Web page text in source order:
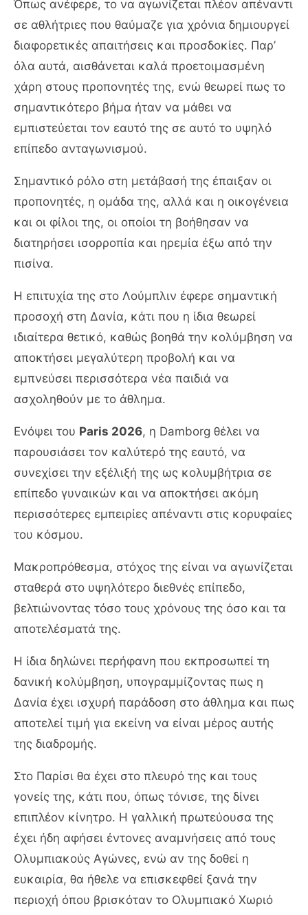
Όπως ανέφερε, το να αγωνίζεται πλέον απέναντι
σε αθλήτριες που θαύμαζε για χρόνια δημιουργεί
διαφορετικές απαιτήσεις και προσδοκίες. Παρ’
όλα αυτά, αισθάνεται καλά προετοιμασμένη
χάρη στους προπονητές της, ενώ θεωρεί πως το
σημαντικότερο βήμα ήταν να μάθει να
εμπιστεύεται τον εαυτό της σε αυτό το υψηλό
επίπεδο ανταγωνισμού.
Σημαντικό ρόλο στη μετάβασή της έπαιξαν οι
προπονητές, η ομάδα της, αλλά και η οικογένεια
και οι φίλοι της, οι οποίοι τη βοήθησαν να
διατηρήσει ισορροπία και ηρεμία έξω από την
πισίνα.
Η επιτυχία της στο Λούμπλιν έφερε σημαντική
προσοχή στη Δανία, κάτι που η ίδια θεωρεί
ιδιαίτερα θετικό, καθώς βοηθά την κολύμβηση να
αποκτήσει μεγαλύτερη προβολή και να
εμπνεύσει περισσότερα νέα παιδιά να
ασχοληθούν με το άθλημα.
Ενόψει του Paris 2026, η Damborg θέλει να
παρουσιάσει τον καλύτερό της εαυτό, να
συνεχίσει την εξέλιξή της ως κολυμβήτρια σε
επίπεδο γυναικών και να αποκτήσει ακόμη
περισσότερες εμπειρίες απέναντι στις κορυφαίες
του κόσμου.
Μακροπρόθεσμα, στόχος της είναι να αγωνίζεται
σταθερά στο υψηλότερο διεθνές επίπεδο,
βελτιώνοντας τόσο τους χρόνους της όσο και τα
αποτελέσματά της.
Η ίδια δηλώνει περήφανη που εκπροσωπεί τη
δανική κολύμβηση, υπογραμμίζοντας πως η
Δανία έχει ισχυρή παράδοση στο άθλημα και πως
αποτελεί τιμή για εκείνη να είναι μέρος αυτής
της διαδρομής.
Στο Παρίσι θα έχει στο πλευρό της και τους
γονείς της, κάτι που, όπως τόνισε, της δίνει
επιπλέον κίνητρο. Η γαλλική πρωτεύουσα της
έχει ήδη αφήσει έντονες αναμνήσεις από τους
Ολυμπιακούς Αγώνες, ενώ αν της δοθεί η
ευκαιρία, θα ήθελε να επισκεφθεί ξανά την
περιοχή όπου βρισκόταν το Ολυμπιακό Χωριό